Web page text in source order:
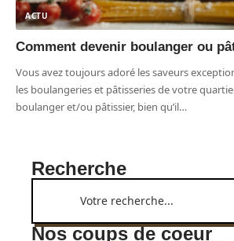
ACTU
Comment devenir boulanger ou
Vous avez toujours adoré les saveurs
les boulangeries et pâtisseries de votre
boulanger et/ou pâtissier, bien qu’il…
Recherche
Nos coups de coeur